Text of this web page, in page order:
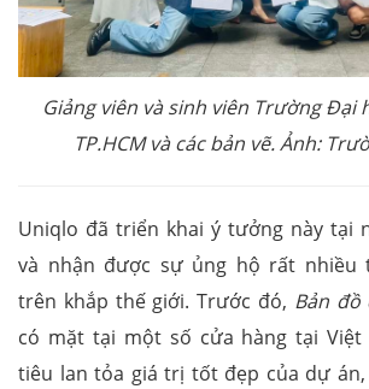
Giảng viên và sinh viên Trường Đại
TP.HCM và các bản vẽ. Ảnh:
Uniqlo đã triển khai ý tưởng này tại
và nhận được sự ủng hộ rất nhiều
trên khắp thế giới. Trước đó, Bản đồ
có mặt tại một số cửa hàng tại Việt
tiêu lan tỏa giá trị tốt đẹp của dự